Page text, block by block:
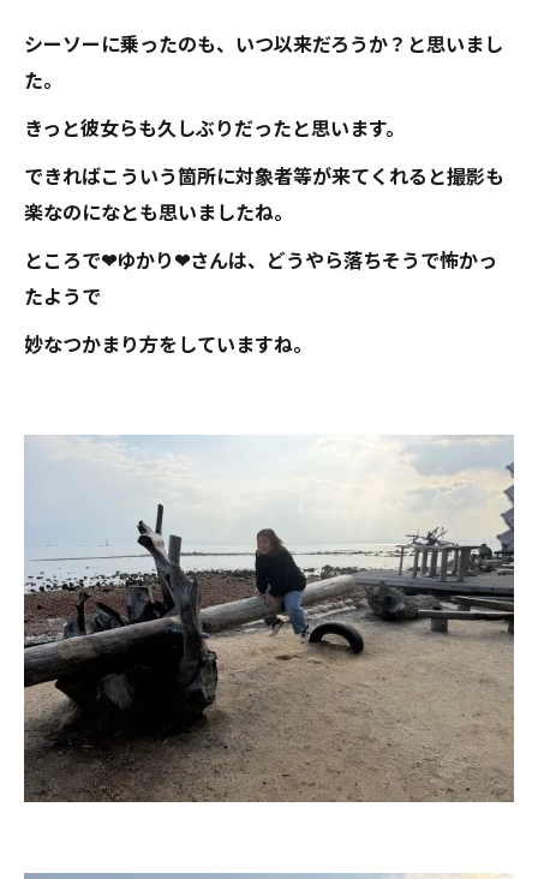
シーソーに乗ったのも、いつ以来だろうか？と思いまし
た。
きっと彼女らも久しぶりだったと思います。
できればこういう箇所に対象者等が来てくれると撮影も
楽なのになとも思いましたね。
ところで❤ゆかり❤さんは、どうやら落ちそうで怖かっ
たようで
妙なつかまり方をしていますね。